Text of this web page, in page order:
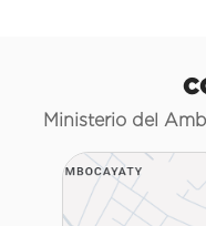
Ministerio del